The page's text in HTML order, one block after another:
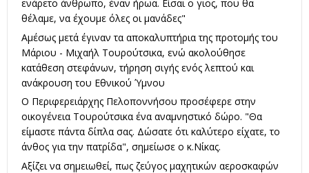
ενάρετο άνθρωπο, έναν ήρωα. Είσαι ο γιος, που θα
θέλαμε, να έχουμε όλες οι μανάδες"
Αμέσως μετά έγιναν τα αποκαλυπτήρια της προτομής του
Μάριου - Μιχαήλ Τουρούτσικα, ενώ ακολούθησε
κατάθεση στεφάνων, τήρηση σιγής ενός λεπτού και
ανάκρουση του Εθνικού Ύμνου
Ο Περιφερειάρχης Πελοποννήσου προσέφερε στην
οικογένεια Τουρούτσικα ένα αναμνηστικό δώρο. "Θα
είμαστε πάντα δίπλα σας. Δώσατε ότι καλύτερο είχατε, το
άνθος για την πατρίδα", σημείωσε ο κ.Νίκας.
Αξίζει να σημειωθεί, πως ζεύγος μαχητικών αεροσκαφών